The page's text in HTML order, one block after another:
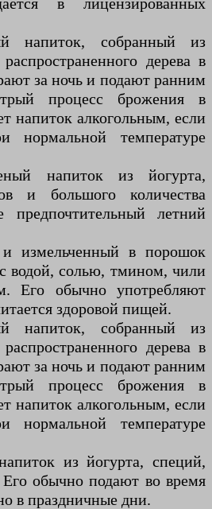
напиток, собранный из
дерева в
за ночь и подают ранним
процесс брожения в
напиток алкогольным, если
нормальной температуре
напиток из йогурта,
и большого количества
летний
измельченный в порошок
водой, солью, тмином, чили
Его обычно употребляют
здоровой пищей.
напиток, собранный из
дерева в
за ночь и подают ранним
процесс брожения в
напиток алкогольным, если
нормальной температуре
из йогурта, специй,
обычно подают во время
в праздничные дни.